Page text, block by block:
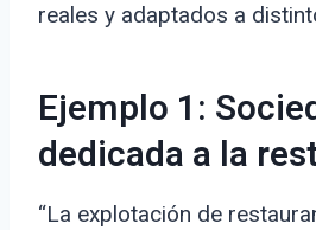
reales y adaptados a
Ejemplo 1:
dedicada a la
“La explotación de